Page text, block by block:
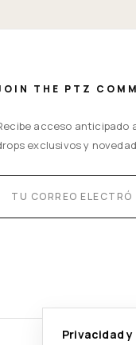
THE PTZ
acceso anticipado
exclusivos y
Privacidad